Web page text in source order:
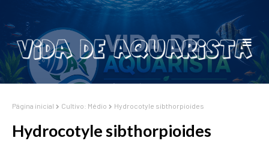
Página inicial Cultivo: Médio Hydrocotyle sibthorpioides
Hydrocotyle sibthorpioides